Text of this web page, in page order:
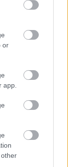
or
app.
των τιμών
και
με
σε